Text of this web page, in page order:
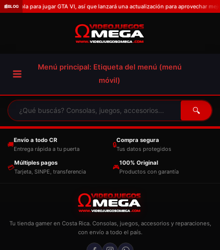
Omitir
📰BLOG
consola para jugar GTA VI, así que lanzará una actualización para aprovechar
Menú principal: Etiqueta del menú (menú
móvil)
🔍
🚚
Envío a todo CR
Entrega rápida a tu puerta
🔒
Compra segura
Tus datos protegidos
💳
Múltiples pagos
Tarjeta, SINPE, transferencia
🎮
100% Original
Productos con garantía
Tu tienda gamer en Costa Rica. Consolas, juegos, accesorios y reparaciones,
con envío a todo el país.